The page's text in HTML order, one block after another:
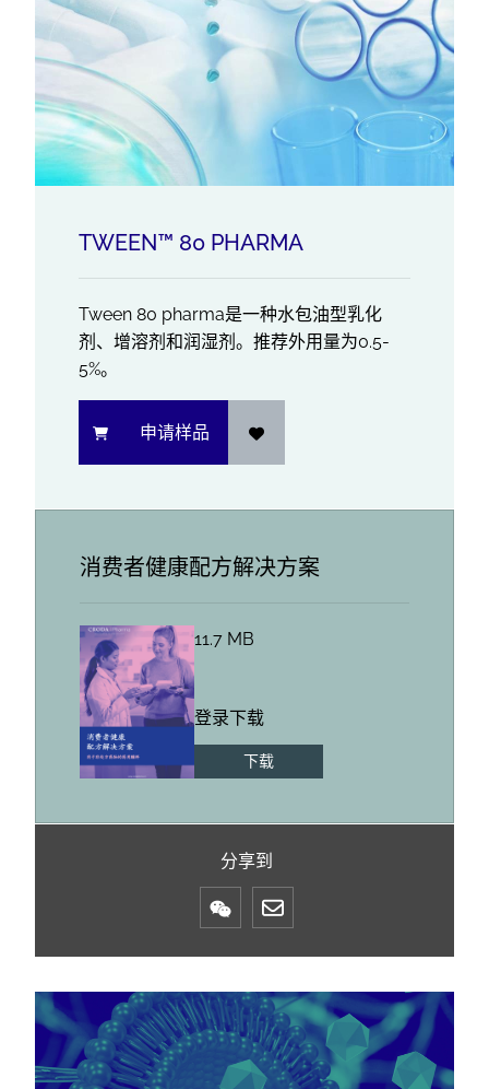
TWEEN™ 80 PHARMA
Tween 80 pharma是一种水包油型乳化
剂、增溶剂和润湿剂。推荐外用量为0.5-
5%。
申请样品
消费者健康配方解决方案
11.7 MB
登录下载
下载
分享到
Mail